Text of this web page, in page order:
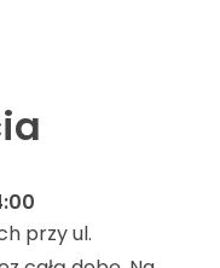
przy ul.